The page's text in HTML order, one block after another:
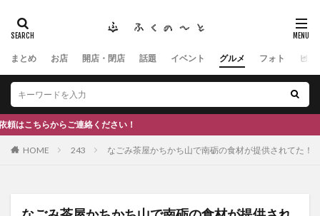
まとめ お店 開店・閉店 話題 イベント グルメ フォト ヒト
HOME 243 なごみ茶屋かちかち山で南砺の食材が提供されてた！
タグ
#ふくの里 南砺 福野 福光
神社
南砺市、蕎麦
スキー場
#イタリアン
ひーちゃん
IOXアローザ #居酒屋
#富山
検索